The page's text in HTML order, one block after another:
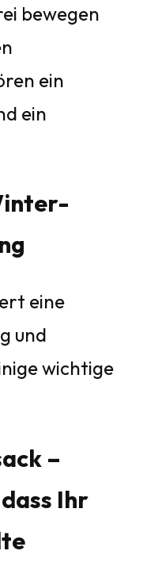
bewegen
ein
ein
eine
und
wichtige
–
Ihr